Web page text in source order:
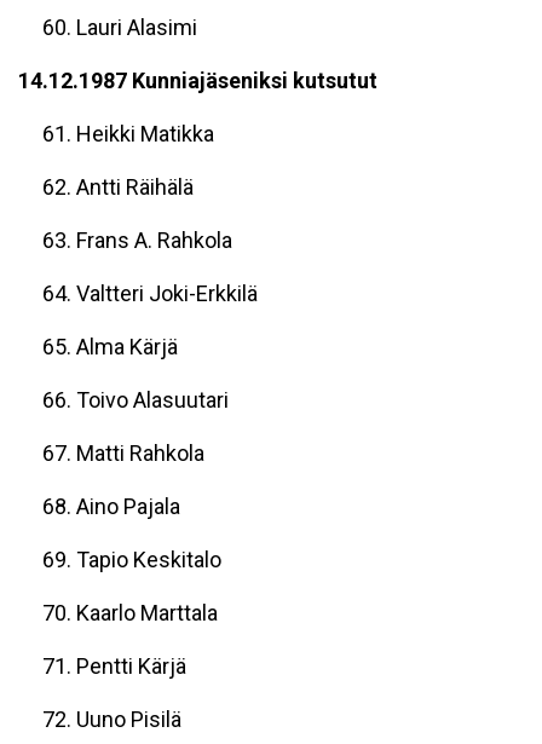
60. Lauri Alasimi
14.12.1987 Kunniajäseniksi kutsutut
61. Heikki Matikka
62. Antti Räihälä
63. Frans A. Rahkola
64. Valtteri Joki-Erkkilä
65. Alma Kärjä
66. Toivo Alasuutari
67. Matti Rahkola
68. Aino Pajala
69. Tapio Keskitalo
70. Kaarlo Marttala
71. Pentti Kärjä
72. Uuno Pisilä